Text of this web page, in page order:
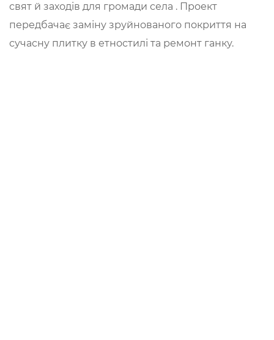
свят й заходів для громади села . Проект
передбачає заміну зруйнованого покриття на
сучасну плитку в етностилі та ремонт ганку.